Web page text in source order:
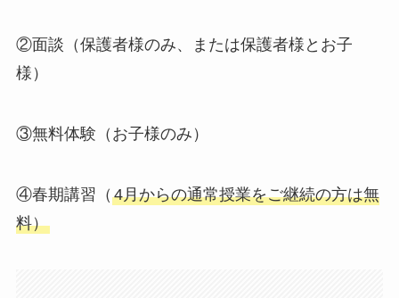
②面談（保護者様のみ、または保護者様とお子
様）
③無料体験（お子様のみ）
④春期講習（ 4月からの通常授業をご継続の方は無
料）